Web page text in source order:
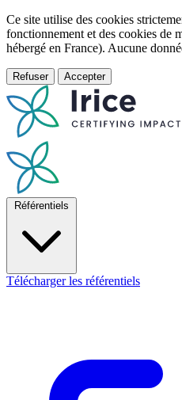
Ce site utilise des cookies
fonctionnement et des cookies de
hébergé en France). Aucune
Refuser Accepter
Référentiels
Télécharger les référentiels